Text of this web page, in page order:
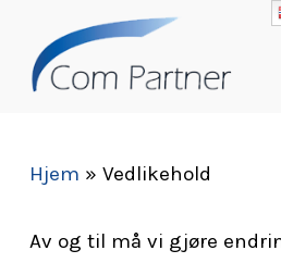
main
Hjem » Vedlikehold
Av og til må vi gjøre